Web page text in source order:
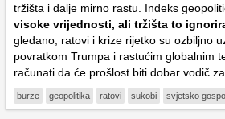
tržišta i dalje mirno rastu. Indeks
visoke vrijednosti, ali tržišta to
gledano, ratovi i krize rijetko su ozbiljno
povratkom Trumpa i rastućim globalnim
računati da će prošlost biti dobar vodič
burze geopolitika ratovi sukobi svjetsko